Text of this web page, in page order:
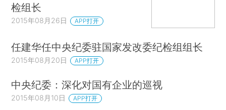
检组长
2015年08月26日 APP打开
任建华任中央纪委驻国家发改委纪检组组长
2015年08月20日 APP打开
中央纪委：深化对国有企业的巡视
2015年08月10日 APP打开